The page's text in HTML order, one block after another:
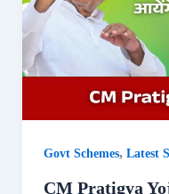
Govt Schemes, Latest
CM Pratigya